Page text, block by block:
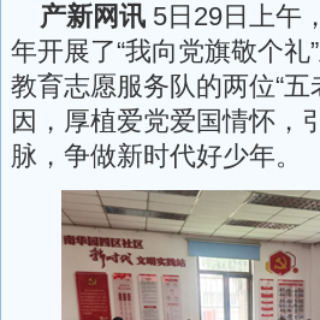
产新网讯 5日29日上午
年开展了“我向党旗敬个
教育志愿服务队的两位“
因，厚植爱党爱国情怀，
脉，争做新时代好少年。